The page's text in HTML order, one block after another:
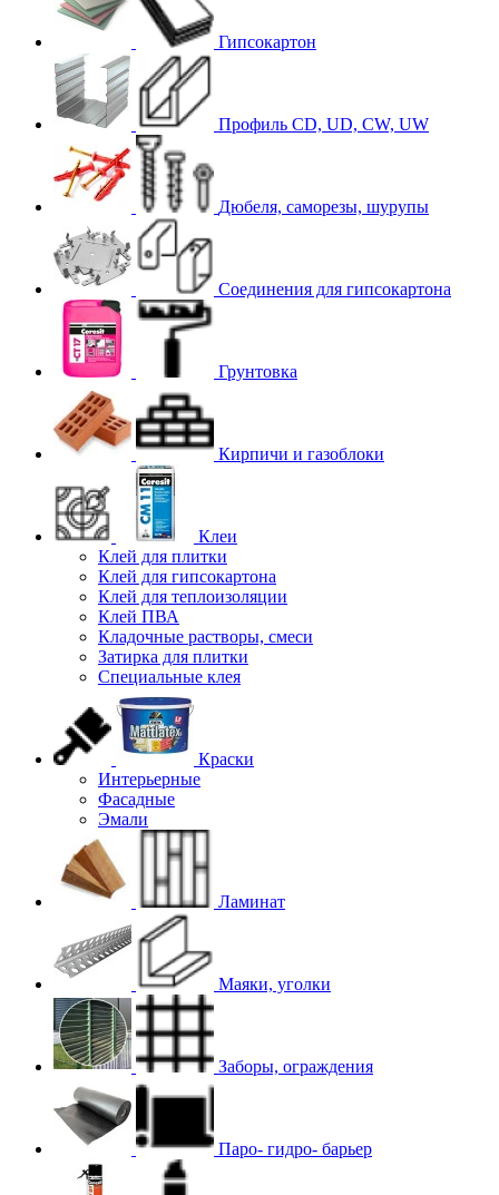
Гипсокартон
Профиль CD, UD, CW, UW
Дюбеля, саморезы, шурупы
Соединения для гипcокартона
Грунтовка
Кирпичи и газоблоки
Клеи
Клей для плитки
Клей для гипсокартона
Клей для теплоизоляции
Клей ПВА
Кладочные растворы, смеси
Затирка для плитки
Специальные клея
Краски
Интерьерные
Фасадные
Эмали
Ламинат
Маяки, уголки
Заборы, ограждения
Паро- гидро- барьер